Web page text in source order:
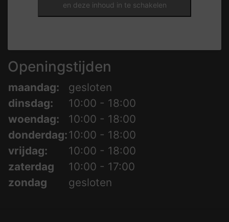
en deze inhoud in te schakelen
Openingstijden
maandag:
gesloten
dinsdag:
10:00 - 18:00
woendag:
10:00 - 18:00
donderdag:10:00 - 18:00
vrijdag:
10:00 - 18:00
zaterdag
10:00 - 17:00
zondag
gesloten